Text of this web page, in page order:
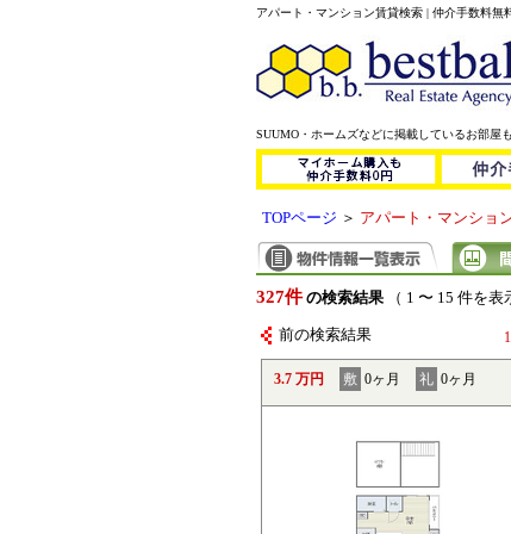
アパート・マンション賃貸検索 | 仲介手数料
SUUMO・ホームズなどに掲載しているお部屋
TOPページ ＞ アパート・マンショ
327件 の検索結果（ 1 〜 15 件を表
前の検索結果 1
3.7 万円 敷 0ヶ月 礼 0ヶ月